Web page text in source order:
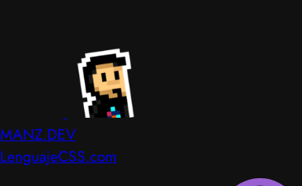
MANZ.DEV
LenguajeCSS.com